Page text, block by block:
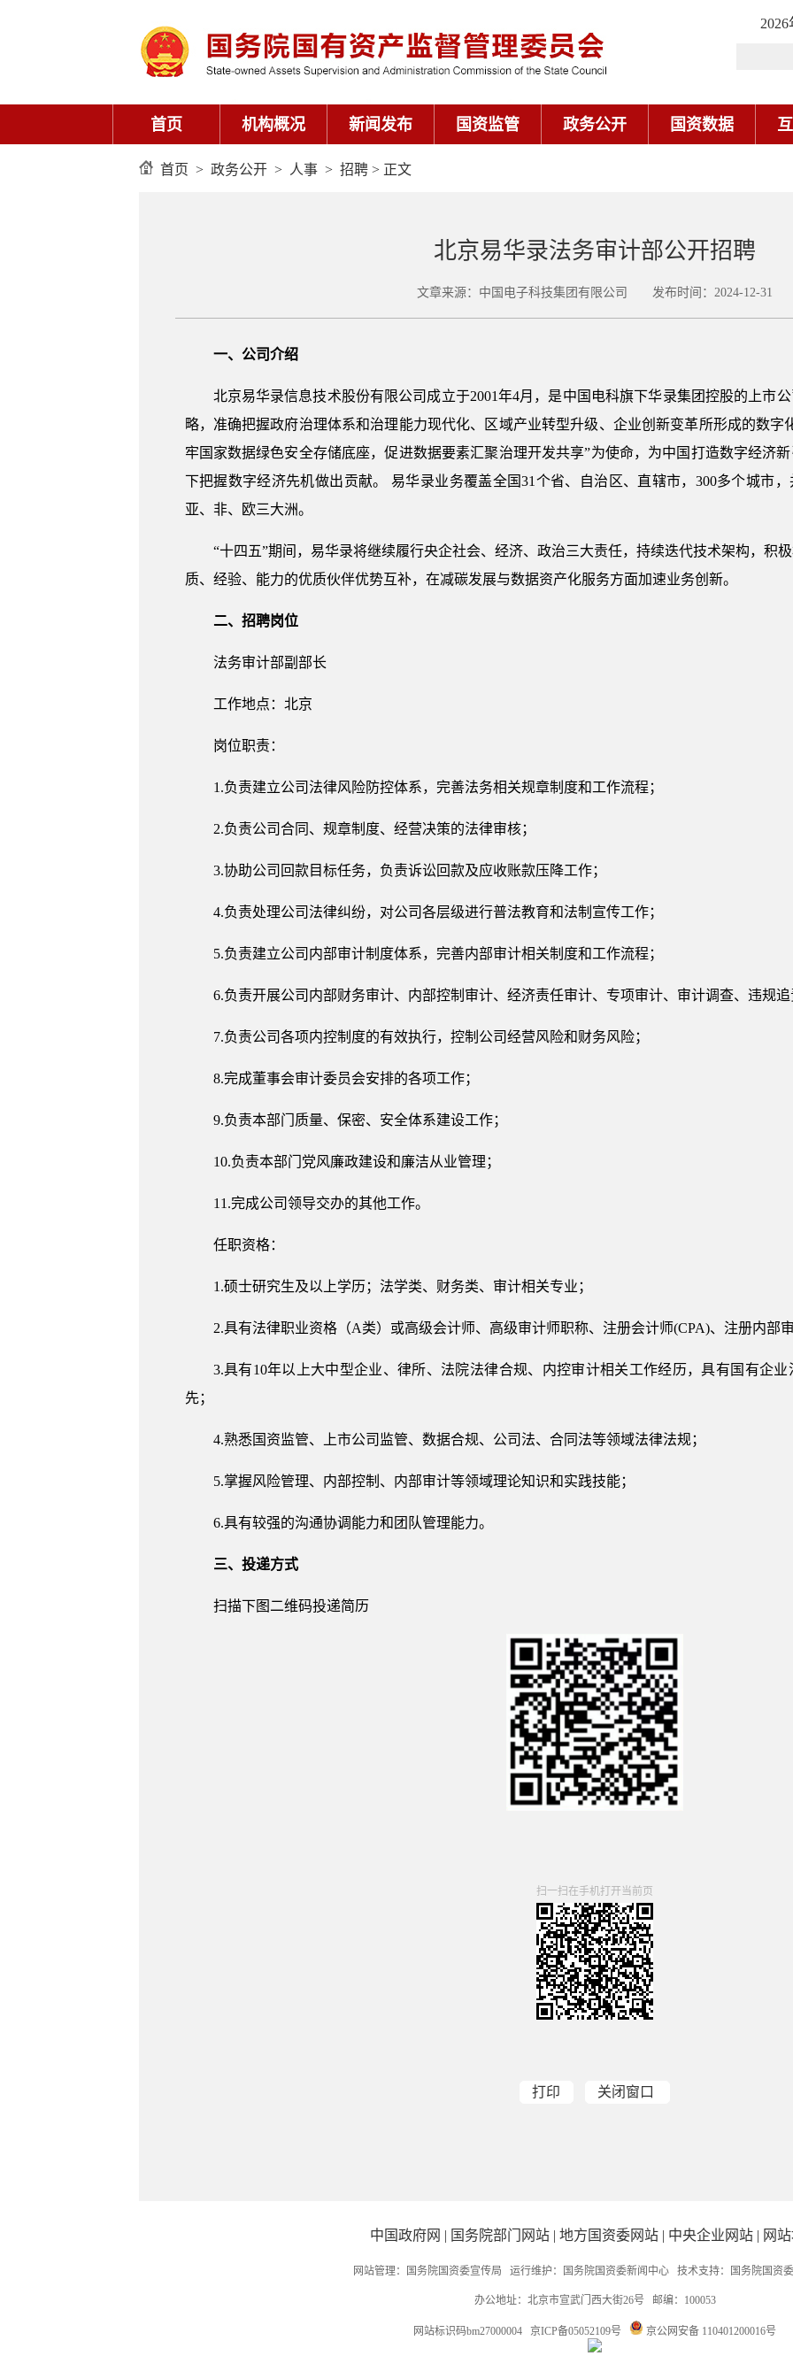
首页 机构概况 新闻发布 国资监管 政务公开 国资数据
首页 > 政务公开 > 人事 > 招聘 > 正文
北京易华录法务审计部公开招聘
文章来源：中国电子科技集团有限公司 发布时间：2024-12-31
一、公司介绍
北京易华录信息技术股份有限公司成立于2001年4月，是中国电科旗下华录集团控股的上市
略，准确把握政府治理体系和治理能力现代化、区域产业转型升级、企业创新变革所形成的数字
牢国家数据绿色安全存储底座，促进数据要素汇聚治理开发共享”为使命，为中国打造数字经济
下把握数字经济先机做出贡献。 易华录业务覆盖全国31个省、自治区、直辖市，300多个城市
亚、非、欧三大洲。
“十四五”期间，易华录将继续履行央企社会、经济、政治三大责任，持续迭代技术架构，积
质、经验、能力的优质伙伴优势互补，在减碳发展与数据资产化服务方面加速业务创新。
二、招聘岗位
法务审计部副部长
工作地点：北京
岗位职责：
1.负责建立公司法律风险防控体系，完善法务相关规章制度和工作流程；
2.负责公司合同、规章制度、经营决策的法律审核；
3.协助公司回款目标任务，负责诉讼回款及应收账款压降工作；
4.负责处理公司法律纠纷，对公司各层级进行普法教育和法制宣传工作；
5.负责建立公司内部审计制度体系，完善内部审计相关制度和工作流程；
6.负责开展公司内部财务审计、内部控制审计、经济责任审计、专项审计、审计调查、违规
7.负责公司各项内控制度的有效执行，控制公司经营风险和财务风险；
8.完成董事会审计委员会安排的各项工作；
9.负责本部门质量、保密、安全体系建设工作；
10.负责本部门党风廉政建设和廉洁从业管理；
11.完成公司领导交办的其他工作。
任职资格：
1.硕士研究生及以上学历；法学类、财务类、审计相关专业；
2.具有法律职业资格（A类）或高级会计师、高级审计师职称、注册会计师(CPA)、注册内部
3.具有10年以上大中型企业、律所、法院法律合规、内控审计相关工作经历，具有国有企
先；
4.熟悉国资监管、上市公司监管、数据合规、公司法、合同法等领域法律法规；
5.掌握风险管理、内部控制、内部审计等领域理论知识和实践技能；
6.具有较强的沟通协调能力和团队管理能力。
三、投递方式
扫描下图二维码投递简历
扫一扫在手机打开当前页
打印 关闭窗口